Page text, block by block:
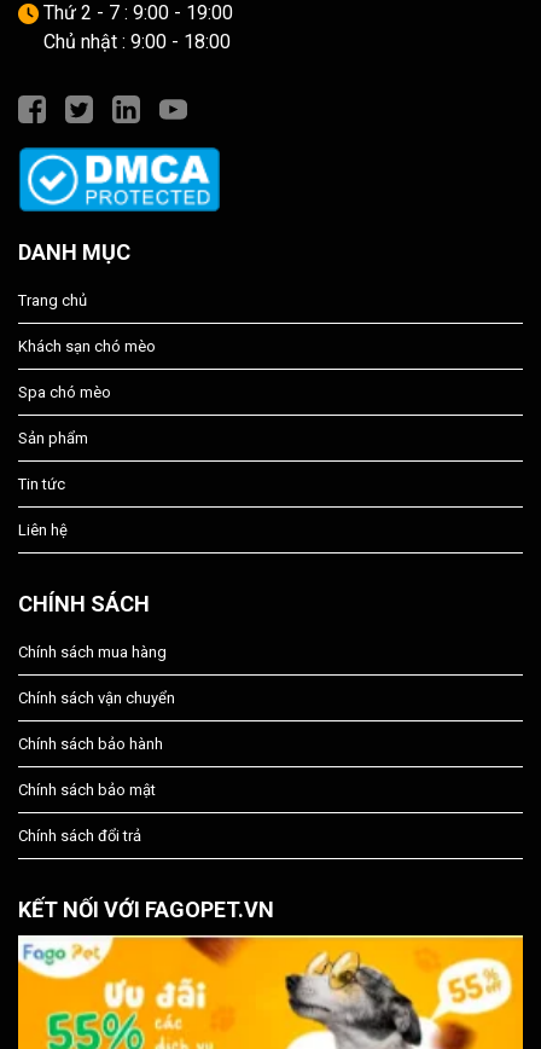
Thứ 2 - 7 : 9:00 - 19:00
Chủ nhật : 9:00 - 18:00
DANH MỤC
Trang chủ
Khách sạn chó mèo
Spa chó mèo
Sản phẩm
Tin tức
Liên hệ
CHÍNH SÁCH
Chính sách mua hàng
Chính sách vận chuyển
Chính sách bảo hành
Chính sách bảo mật
Chính sách đổi trả
KẾT NỐI VỚI FAGOPET.VN